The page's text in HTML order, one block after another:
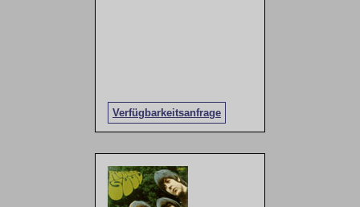
Verfügbarkeitsanfrage